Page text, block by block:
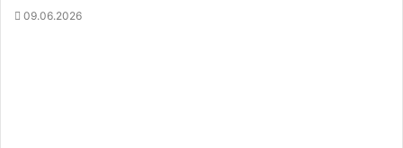
09.06.2026